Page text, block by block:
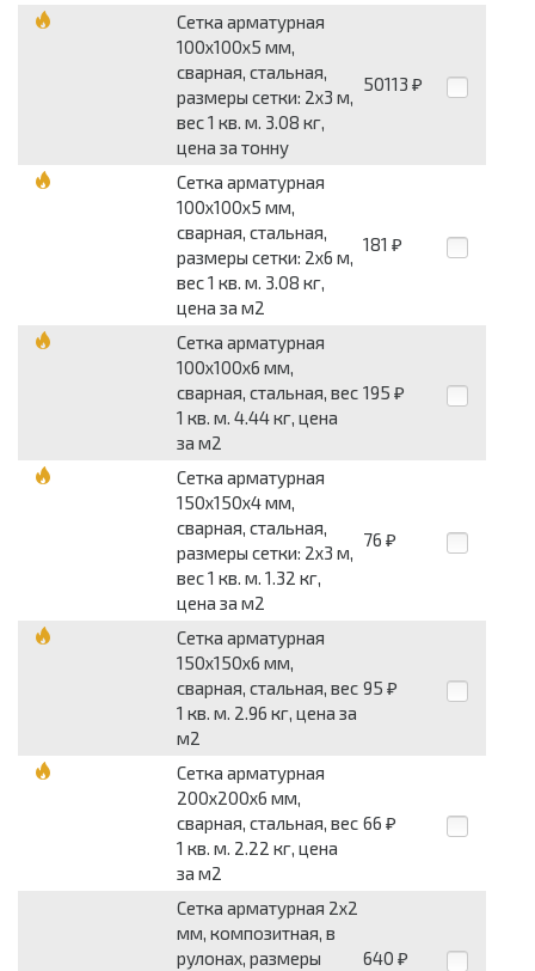
Сетка арматурная
100x100x5 мм,
сварная, стальная,
размеры сетки: 2x3 м,
вес 1 кв. м. 3.08 кг,
цена за тонну
50113 ₽
Сетка арматурная
100x100x5 мм,
сварная, стальная,
размеры сетки: 2x6 м,
вес 1 кв. м. 3.08 кг,
цена за м2
181 ₽
Сетка арматурная
100x100x6 мм,
сварная, стальная, вес
1 кв. м. 4.44 кг, цена
за м2
195 ₽
Сетка арматурная
150x150x4 мм,
сварная, стальная,
размеры сетки: 2x3 м,
вес 1 кв. м. 1.32 кг,
цена за м2
76 ₽
Сетка арматурная
150x150x6 мм,
сварная, стальная, вес
1 кв. м. 2.96 кг, цена за
м2
95 ₽
Сетка арматурная
200x200x6 мм,
сварная, стальная, вес
1 кв. м. 2.22 кг, цена
за м2
66 ₽
Сетка арматурная 2x2
мм, композитная, в
рулонах, размеры
640 ₽